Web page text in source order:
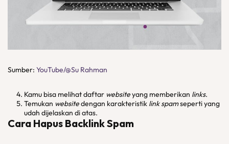
Sumber: YouTube/@Su Rahman
Kamu bisa melihat daftar websiteyang memberikan links.
Temukan websitedengan karakteristik link spamseperti yang
udah dijelaskan di atas.
Cara Hapus Backlink Spam